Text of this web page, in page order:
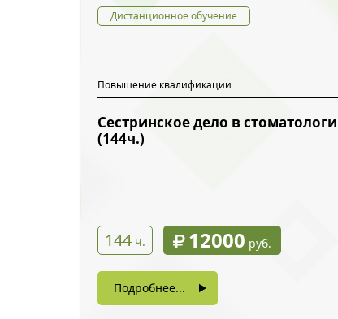
Дистанционное обучение
Повышение квалификации
Сестринское дело в
(144ч.)
144 ч. 12000 руб.
Подробнее...